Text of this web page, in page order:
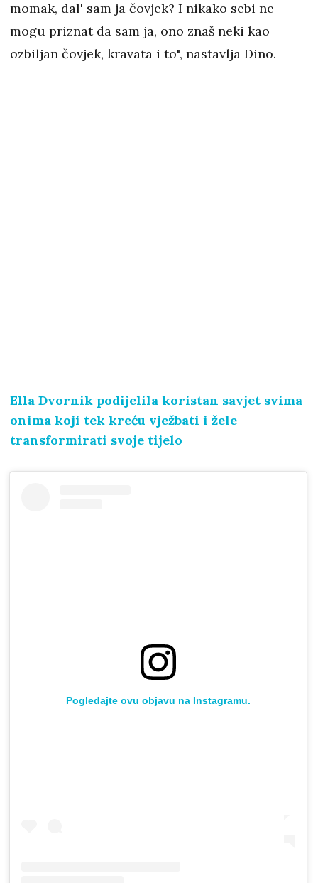
momak, dal' sam ja čovjek? I nikako sebi ne
mogu priznat da sam ja, ono znaš neki kao
ozbiljan čovjek, kravata i to", nastavlja Dino.
Ella Dvornik podijelila koristan savjet svima
onima koji tek kreću vježbati i žele
transformirati svoje tijelo
Pogledajte ovu objavu na Instagramu.